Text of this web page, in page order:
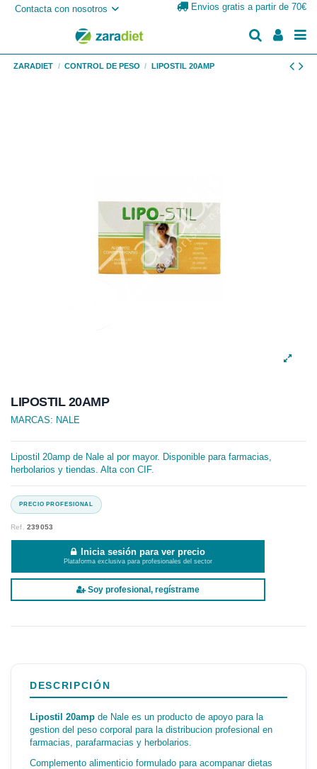
Contacta con nosotros Envios gratis a partir de 70€
ZARADIET CONTROL DE PESO LIPOSTIL 20AMP
LIPOSTIL 20AMP
MARCAS: NALE
Lipostil 20amp de Nale al por mayor. Disponible para farmacias,
herbolarios y tiendas. Alta con CIF.
Ref.239053
Inicia sesión para ver precio
Plataforma exclusiva para profesionales del sector
Soy profesional, regístrame
DESCRIPCIÓN
Lipostil 20amp de Nale es un producto de apoyo para la
gestion del peso corporal para la distribucion profesional en
farmacias, parafarmacias y herbolarios.
Complemento alimenticio formulado para acompanar dietas